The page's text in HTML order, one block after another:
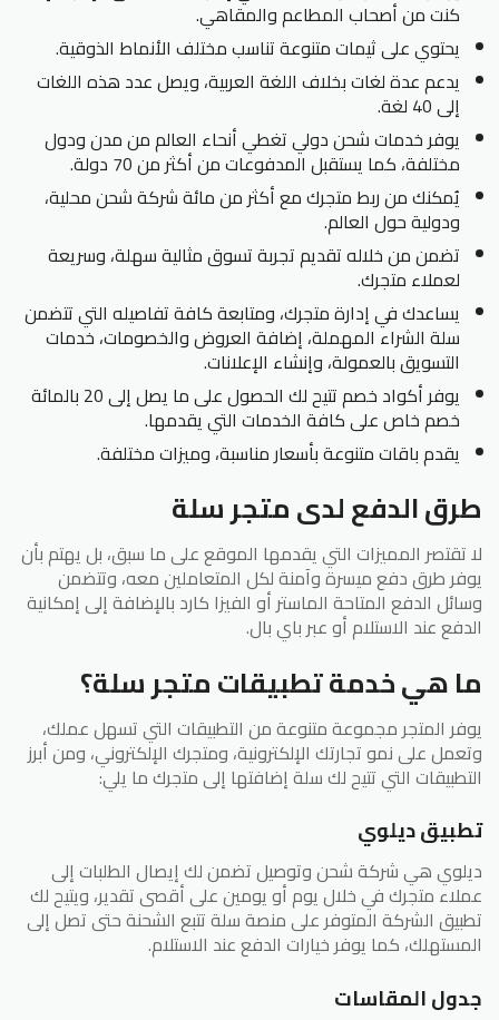
كنت من أصحاب المطاعم والمقاهي.
يحتوي على ثيمات متنوعة تناسب مختلف الأنماط الذوقية.
يدعم عدة لغات بخلاف اللغة العربية، ويصل عدد هذه اللغات
إلى 40 لغة.
يوفر خدمات شحن دولي تغطي أنحاء العالم من مدن ودول
مختلفة، كما يستقبل المدفوعات من أكثر من 70 دولة.
يُمكنك من ربط متجرك مع أكثر من مائة شركة شحن محلية،
ودولية حول العالم.
تضمن من خلاله تقديم تجربة تسوق مثالية سهلة، وسريعة
لعملاء متجرك.
يساعدك في إدارة متجرك، ومتابعة كافة تفاصيله التي تتضمن
سلة الشراء المهملة، إضافة العروض والخصومات، خدمات
التسويق بالعمولة، وإنشاء الإعلانات.
يوفر أكواد خصم تتيح لك الحصول على ما يصل إلى 20 بالمائة
خصم خاص على كافة الخدمات التي يقدمها.
يقدم باقات متنوعة بأسعار مناسبة، وميزات مختلفة.
طرق الدفع لدى متجر سلة
لا تقتصر المميزات التي يقدمها الموقع على ما سبق، بل يهتم بأن
يوفر طرق دفع ميسرة وآمنة لكل المتعاملين معه، وتتضمن
وسائل الدفع المتاحة الماستر أو الفيزا كارد بالإضافة إلى إمكانية
الدفع عند الاستلام أو عبر باي بال.
ما هي خدمة تطبيقات متجر سلة؟
يوفر المتجر مجموعة متنوعة من التطبيقات التي تسهل عملك،
وتعمل على نمو تجارتك الإلكترونية، ومتجرك الإلكتروني، ومن أبرز
التطبيقات التي تتيح لك سلة إضافتها إلى متجرك ما يلي:
تطبيق ديلوي
ديلوي هي شركة شحن وتوصيل تضمن لك إيصال الطلبات إلى
عملاء متجرك في خلال يوم أو يومين على أقصى تقدير، ويتيح لك
تطبيق الشركة المتوفر على منصة سلة تتبع الشحنة حتى تصل إلى
المستهلك، كما يوفر خيارات الدفع عند الاستلام.
جدول المقاسات